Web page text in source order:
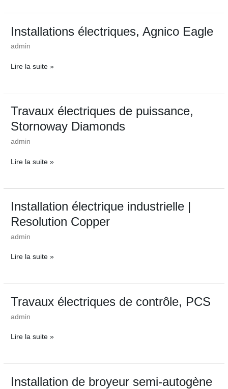
Installations électriques, Agnico Eagle
admin
Installations
électriques,
Agnico
Lire la suite »
Travaux électriques de puissance,
Stornoway Diamonds
admin
Travaux
de
puissance,
Diamonds
Lire la suite »
Installation électrique industrielle |
Resolution Copper
admin
Installation
industrielle
|
Copper
Lire la suite »
Travaux électriques de contrôle, PCS
admin
Travaux
de
PCS
Lire la suite »
Installation de broyeur semi-autogène
Installation